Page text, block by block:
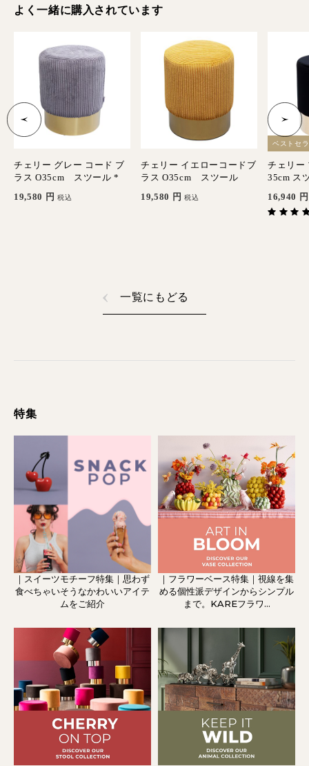
よく一緒に購入されています
チェリー グレー コード ブ
ラス O35cm スツール *
19,580 円 税込
チェリー イエローコードブ
ラス O35cm スツール
19,580 円 税込
ベストセ
チェリー
35cm ス
16,940 円
一覧にもどる
特集
｜スイーツモチーフ特集｜思わず
食べちゃいそうなかわいいアイテ
ムをご紹介
｜フラワーベース特集｜視線を集
める個性派デザインからシンプル
まで。KAREフラワ...